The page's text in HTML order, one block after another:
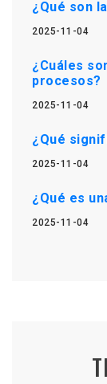
¿Qué son
2025-11-04
¿Cuáles
procesos?
2025-11-04
¿Qué
2025-11-04
¿Qué es
2025-11-04